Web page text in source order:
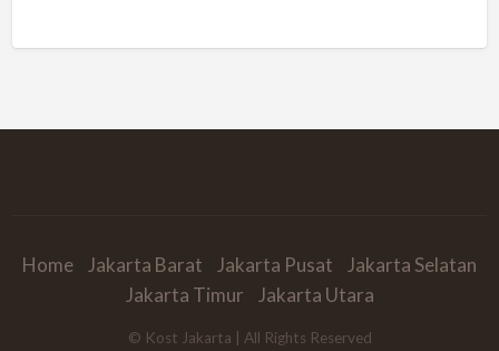
Home Jakarta Barat Jakarta Pusat
Jakarta Selatan
Jakarta Timur
Jakarta Utara
© Kost Jakarta | All Rights Reserved